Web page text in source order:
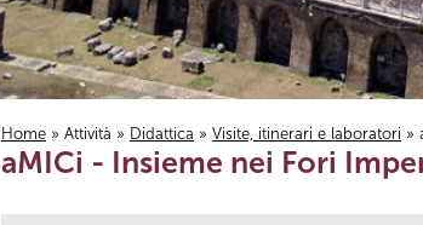
Tu sei qui
Home » Attività » Didattica » Visite, itinerari e laboratori »
aMICi - Insieme nei Fori